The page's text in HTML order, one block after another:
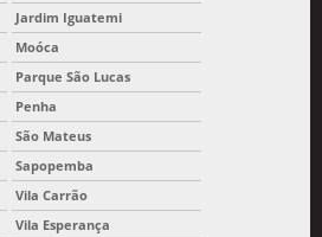
Jardim Iguatemi
Moóca
Parque São Lucas
Penha
São Mateus
Sapopemba
Vila Carrão
Vila Esperança